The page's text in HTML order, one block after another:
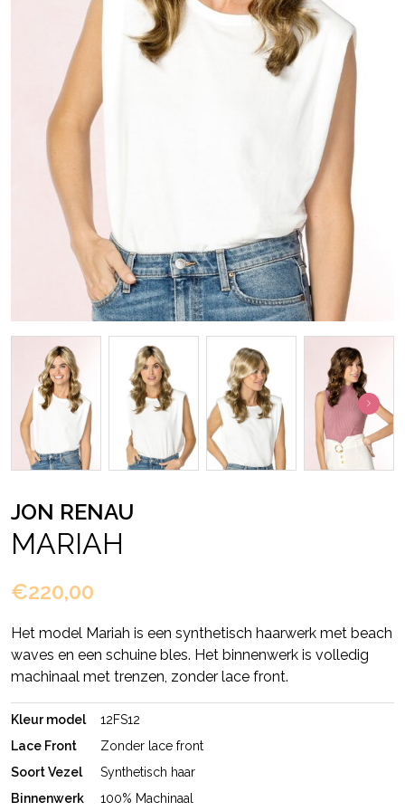
JON RENAU
MARIAH
€220,00
Het model Mariah is een synthetisch haarwerk met beach
waves en een schuine bles. Het binnenwerk is volledig
machinaal met trenzen, zonder lace front.
Kleur model
12FS12
Lace Front
Zonder lace front
Soort Vezel
Synthetisch haar
Binnenwerk
100% Machinaal